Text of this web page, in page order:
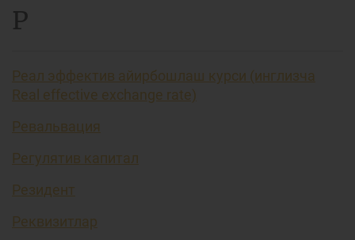
Р
Реал эффектив айирбошлаш курси (инглизча
Real effective exchange rate)
Ревальвация
Регулятив капитал
Резидент
Реквизитлар